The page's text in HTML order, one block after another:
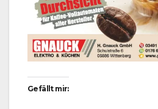
Gefällt mir: